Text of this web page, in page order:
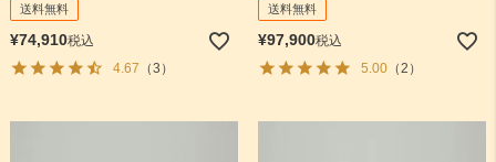
送料無料
¥74,910税込
4.67 （3）
送料無料
¥97,900税込
5.00（2）